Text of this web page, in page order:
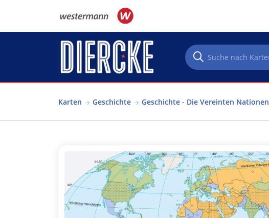
Karten Geschichte Geschichte - Die Vereinten Nationen